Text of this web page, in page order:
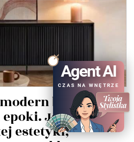
bez
Jak
estetyki,
Agent AI
CZAS NA WNĘTRZE